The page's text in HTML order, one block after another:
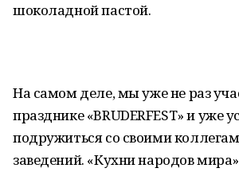
шоколадной пастой.
На самом деле, мы уже не раз
празднике «BRUDERFEST» и уже
подружиться со своими
заведений. «Кухни народов